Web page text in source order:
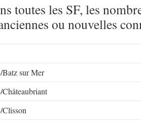
toutes les SF, les
ou nouvelles
sur Mer